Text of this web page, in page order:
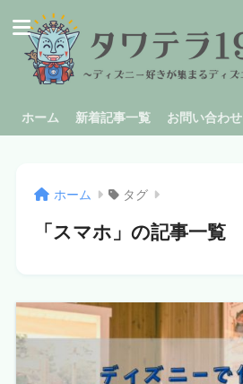
ホーム 新着記事一覧 お問い合わせ
ホーム タグ
「スマホ」の記事一覧